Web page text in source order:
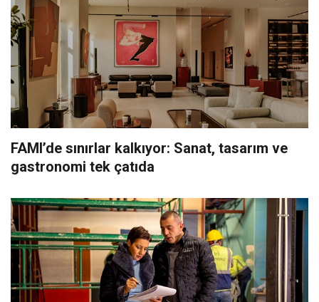
FAMI’de sınırlar kalkıyor: Sanat, tasarım ve
gastronomi tek çatıda